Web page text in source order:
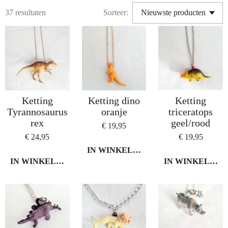
37 resultaten Sorteer:
Ketting
Tyrannosaurus
rex
€ 24,95
IN WINKELWAGEN
Ketting dino
oranje
€ 19,95
IN WINKELWAGEN
Ketting
triceratops
geel/rood
€ 19,95
IN